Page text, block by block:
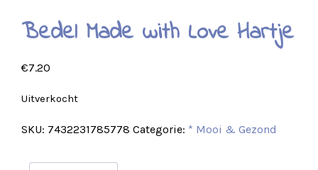
Bedel Made with Love Hartje
€7.20
Uitverkocht
SKU: 7432231785778 Categorie: * Mooi & Gezond